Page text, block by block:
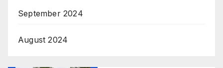
September 2024
August 2024